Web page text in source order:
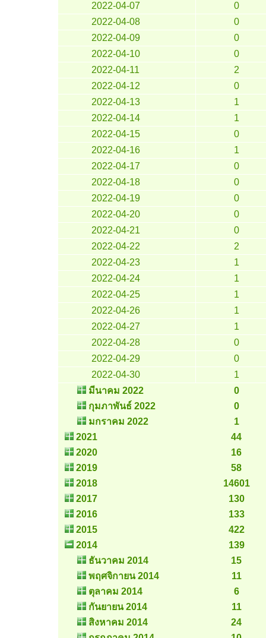
2022-04-07
0
2022-04-08
0
2022-04-09
0
2022-04-10
0
2022-04-11
2
2022-04-12
0
2022-04-13
1
2022-04-14
1
2022-04-15
0
2022-04-16
1
2022-04-17
0
2022-04-18
0
2022-04-19
0
2022-04-20
0
2022-04-21
0
2022-04-22
2
2022-04-23
1
2022-04-24
1
2022-04-25
1
2022-04-26
1
2022-04-27
1
2022-04-28
0
2022-04-29
0
2022-04-30
1
มีนาคม 2022
0
กุมภาพันธ์ 2022
0
มกราคม 2022
1
2021
44
2020
16
2019
58
2018
14601
2017
130
2016
133
2015
422
2014
139
ธันวาคม 2014
15
พฤศจิกายน 2014
11
ตุลาคม 2014
6
กันยายน 2014
11
สิงหาคม 2014
24